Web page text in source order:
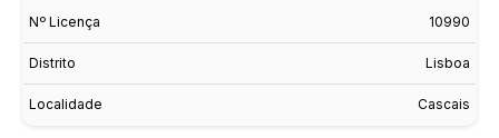
Nº Licença 10990
Distrito Lisboa
Localidade Cascais